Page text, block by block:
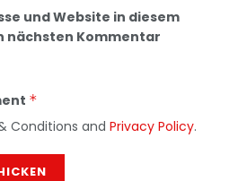
und Website in diesem
nächsten Kommentar
*
Conditions and Privacy Policy.